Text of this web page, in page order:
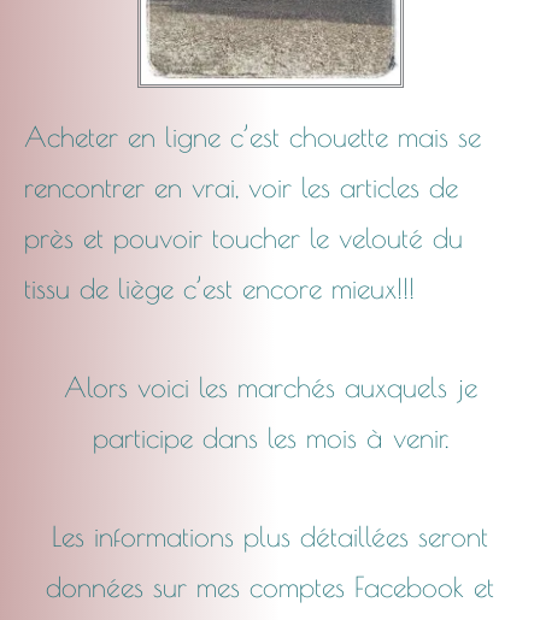
Acheter en ligne c’est chouette mais se
rencontrer en vrai, voir les articles de
près et pouvoir toucher le velouté du
tissu de liège c’est encore mieux!!!
Alors voici les marchés auxquels je
participe dans les mois à venir.
Les informations plus détaillées seront
données sur mes comptes Facebook et